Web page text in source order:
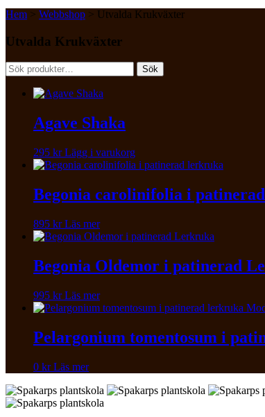
Hem > Webbshop > Utvalda Krukväxter
Utvalda Krukväxter
Sök
efter:
Sök
Agave Shaka
295 kr Lägg i varukorg
Begonia carolinifolia i
895 kr Läs mer
Begonia Oldemor i patinerad
995 kr Läs mer
Pelargonium tomentosum i
0 kr Läs mer